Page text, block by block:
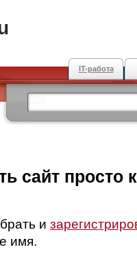
IT-работа
сайт просто
и
имя.